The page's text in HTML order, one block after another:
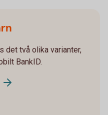
det två olika varianter,
BankID.